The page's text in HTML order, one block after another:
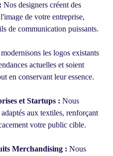
Nos designers créent des
de votre entreprise,
de communication puissants.
les logos existants
actuelles et soient
en conservant leur essence.
et Startups : Nous
aux textiles, renforçant
votre public cible.
Merchandising : Nous